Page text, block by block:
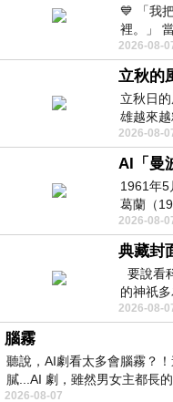
💙 「我
裡。」
抽象韻
2026-08-
立秋的
立秋日
雄越來
天的風刮
2026-08-
1961年5
葛蘭（
2004）
2026-08-
典藏封
要說看
的神祇
驚世駭俗
2026-08-
腦霧
聽說，AI劇看太多會腦霧？
膩...AI 劇，雖然男女主都長
2026-08-07